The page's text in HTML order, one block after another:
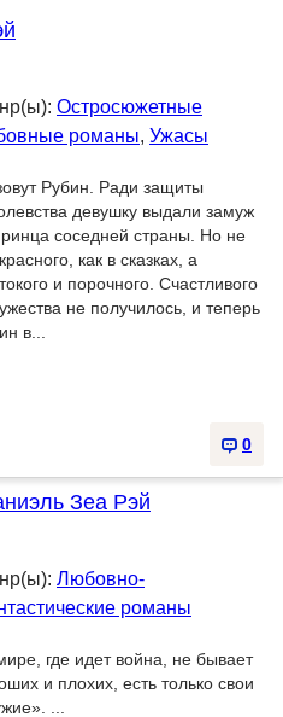
Остросюжетные
романы, Ужасы
Рубин. Ради защиты
девушку выдали замуж
соседней страны. Но не
как в сказках, а
и порочного. Счастливого
не получилось, и теперь
в...
0
Зеа Рэй
Любовно-
романы
где идет война, не бывает
и плохих, есть только свои
...